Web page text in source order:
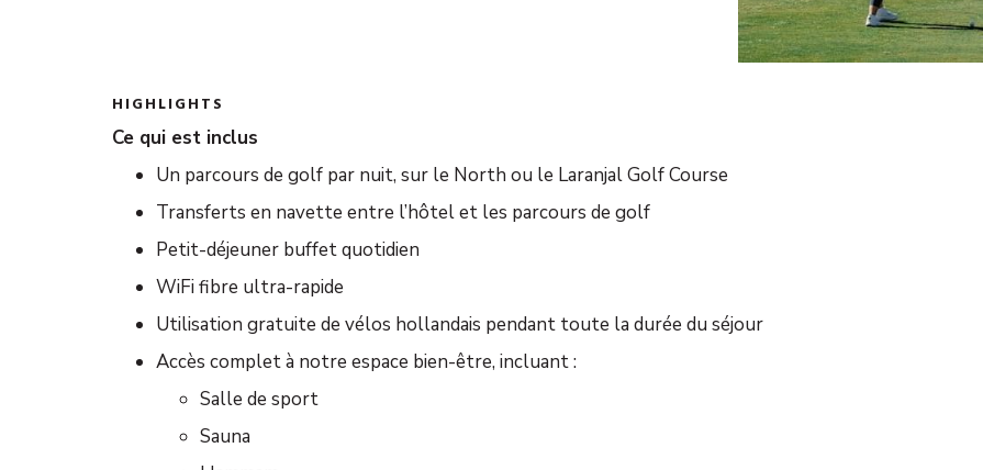
HIGHLIGHTS
Ce qui est inclus
Un parcours de golf par nuit, sur le North ou le Laranjal Golf Course
Transferts en navette entre l’hôtel et les parcours de golf
Petit-déjeuner buffet quotidien
WiFi fibre ultra-rapide
Utilisation gratuite de vélos hollandais pendant toute la durée du séjour
Accès complet à notre espace bien-être, incluant :
Salle de sport
Sauna